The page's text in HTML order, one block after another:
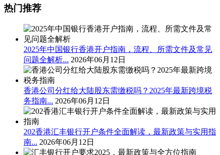
热门推荐
2025年中国银行香港开户指南，流程、所需文件及常见
问题全解析... 2026年06月12日
香港公司分红给大陆股东需缴税吗？2025年最新跨境税
务指南... 2026年06月12日
202香港汇丰银行开户条件全面解读，最新政策与实用指
南... 2026年06月12日